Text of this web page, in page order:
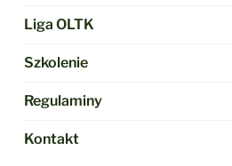
Liga OLTK
Szkolenie
Regulaminy
Kontakt